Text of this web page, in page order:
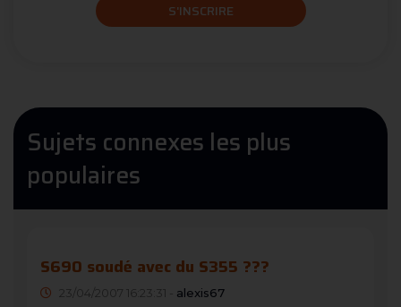
S'INSCRIRE
Sujets connexes les plus
populaires
S690 soudé avec du S355 ???
23/04/2007 16:23:31 - alexis67